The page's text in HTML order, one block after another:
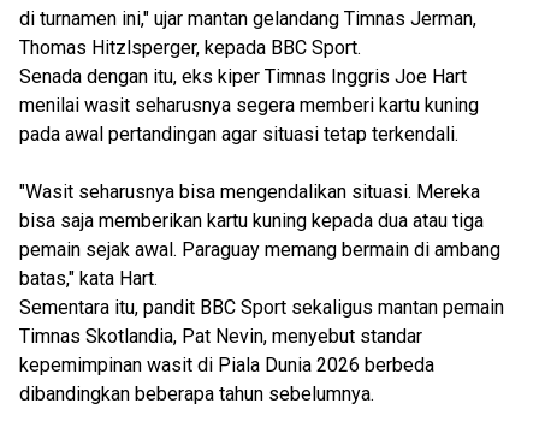
di turnamen ini," ujar mantan gelandang Timnas Jerman,
Thomas Hitzlsperger, kepada BBC Sport.
Senada dengan itu, eks kiper Timnas Inggris Joe Hart
menilai wasit seharusnya segera memberi kartu kuning
pada awal pertandingan agar situasi tetap terkendali.
"Wasit seharusnya bisa mengendalikan situasi. Mereka
bisa saja memberikan kartu kuning kepada dua atau tiga
pemain sejak awal. Paraguay memang bermain di ambang
batas," kata Hart.
Sementara itu, pandit BBC Sport sekaligus mantan pemain
Timnas Skotlandia, Pat Nevin, menyebut standar
kepemimpinan wasit di Piala Dunia 2026 berbeda
dibandingkan beberapa tahun sebelumnya.